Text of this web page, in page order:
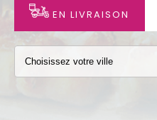
VOTRE COMPTE
NOTRE RESTAURANT
VOS AVIS
EN LIVRAISON